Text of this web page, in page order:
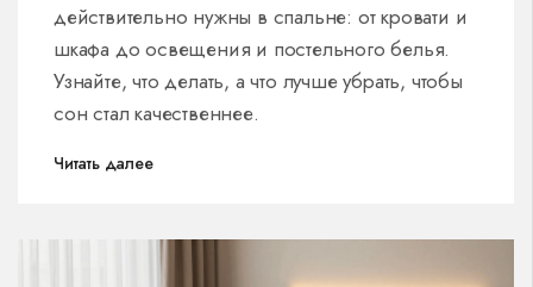
действительно нужны в спальне: от кровати и
шкафа до освещения и постельного белья.
Узнайте, что делать, а что лучше убрать, чтобы
сон стал качественнее.
Читать далее